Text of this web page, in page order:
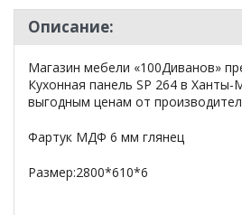
Описание:
Магазин мебели «100Диванов»
Кухонная панель SP 264 в Ханты-
выгодным ценам от
Фартук МДФ 6 мм глянец
Размер:2800*610*6